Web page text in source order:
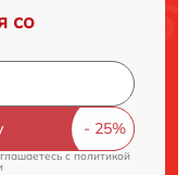
со
cполитикой